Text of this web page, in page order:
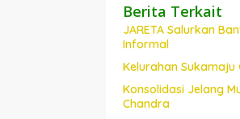
Berita Terkait
JARETA Salurkan
Informal
Kelurahan Sukamaju
Konsolidasi Jelang
Chandra